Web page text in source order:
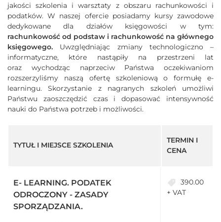
jakości szkolenia i warsztaty z obszaru rachunkowości i
podatków. W naszej ofercie posiadamy kursy zawodowe
dedykowane dla działów księgowości w tym:
rachunkowość od podstaw i rachunkowość na głównego
księgowego. Uwzględniając zmiany technologiczno –
informatyczne, które nastąpiły na przestrzeni lat
oraz wychodząc naprzeciw Państwa oczekiwaniom
rozszerzyliśmy naszą ofertę szkoleniową o formułę e-
learningu. Skorzystanie z nagranych szkoleń umożliwi
Państwu zaoszczędzić czas i dopasować intensywność
nauki do Państwa potrzeb i możliwości.
TYTUŁ I MIEJSCE SZKOLENIA
TERMIN I
CENA
E- LEARNING. PODATEK
ODROCZONY - ZASADY
SPORZĄDZANIA.
390.00
+ VAT